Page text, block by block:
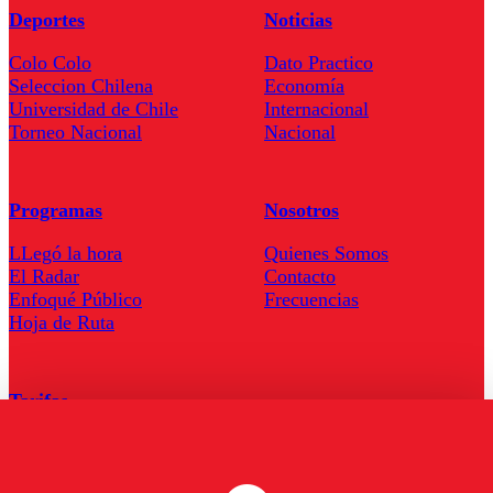
Deportes
Colo Colo
Seleccion Chilena
Universidad de Chile
Torneo Nacional
Noticias
Dato Practico
Economía
Internacional
Nacional
Programas
LLegó la hora
El Radar
Enfoqué Público
Hoja de Ruta
Nosotros
Quienes Somos
Contacto
Frecuencias
Tarifas